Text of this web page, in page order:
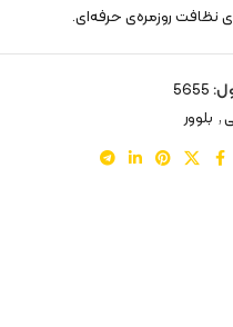
نظافت روزمره‌ی حرفه‌ای.
5655
, بلوور